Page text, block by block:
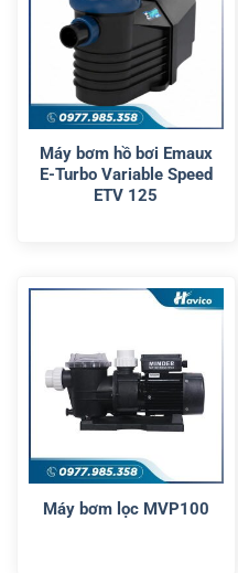
Máy bơm hồ bơi Emaux
E-Turbo Variable Speed
ETV 125
Máy bơm lọc MVP100